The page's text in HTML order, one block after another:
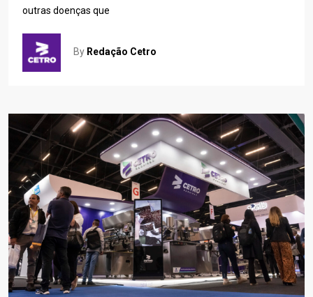
outras doenças que
By Redação Cetro